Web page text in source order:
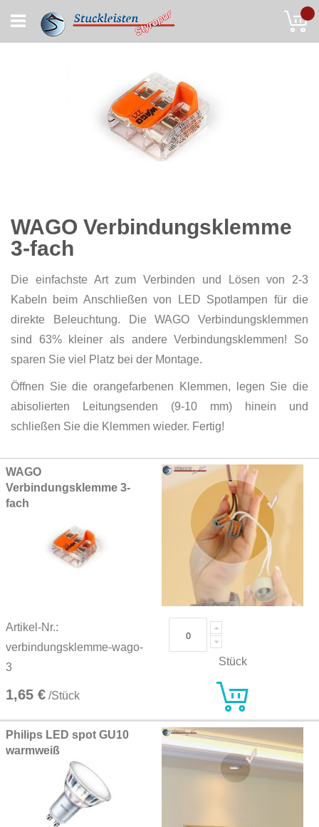
to
Content
WAGO Verbindungsklemme
3-fach
Die einfachste Art zum Verbinden und Lösen von 2-3
Kabeln beim Anschließen von LED Spotlampen für die
direkte Beleuchtung. Die WAGO Verbindungsklemmen
sind 63% kleiner als andere Verbindungsklemmen! So
sparen Sie viel Platz bei der Montage.
Öffnen Sie die orangefarbenen Klemmen, legen Sie die
abisolierten Leitungsenden (9-10 mm) hinein und
schließen Sie die Klemmen wieder. Fertig!
Grouped
product
items
WAGO
Verbindungsklemme 3-
fach
Artikel-Nr.:
verbindungsklemme-wago-
3
1,65 € /Stück
Stück
Philips LED spot GU10
warmweiß